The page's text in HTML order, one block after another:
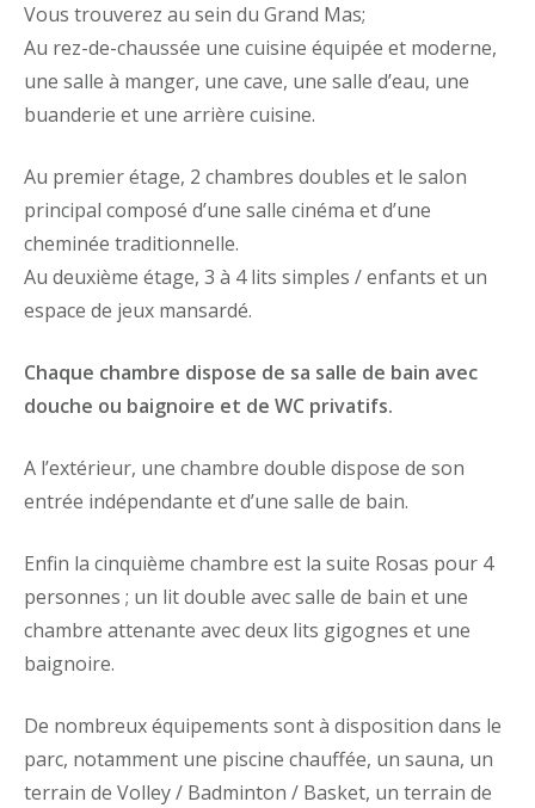
Vous trouverez au sein du Grand Mas;
Au rez-de-chaussée une cuisine équipée et moderne,
une salle à manger, une cave, une salle d’eau, une
buanderie et une arrière cuisine.
Au premier étage, 2 chambres doubles et le salon
principal composé d’une salle cinéma et d’une
cheminée traditionnelle.
Au deuxième étage, 3 à 4 lits simples / enfants et un
espace de jeux mansardé.
Chaque chambre dispose de sa salle de bain avec
douche ou baignoire et de WC privatifs.
A l’extérieur, une chambre double dispose de son
entrée indépendante et d’une salle de bain.
Enfin la cinquième chambre est la suite Rosas pour 4
personnes ; un lit double avec salle de bain et une
chambre attenante avec deux lits gigognes et une
baignoire.
De nombreux équipements sont à disposition dans le
parc, notamment une piscine chauffée, un sauna, un
terrain de Volley / Badminton / Basket, un terrain de